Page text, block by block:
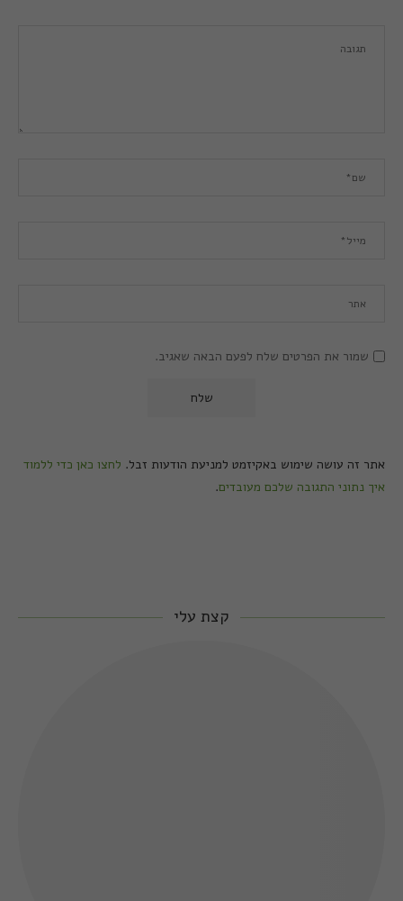
שמור את הפרטים שלח לפעם הבאה שאגיב.
אתר זה עושה שימוש באקיזמט למניעת הודעות זבל. לחצו כאן כדי ללמוד
איך נתוני התגובה שלכם מעובדים.
קצת עלי